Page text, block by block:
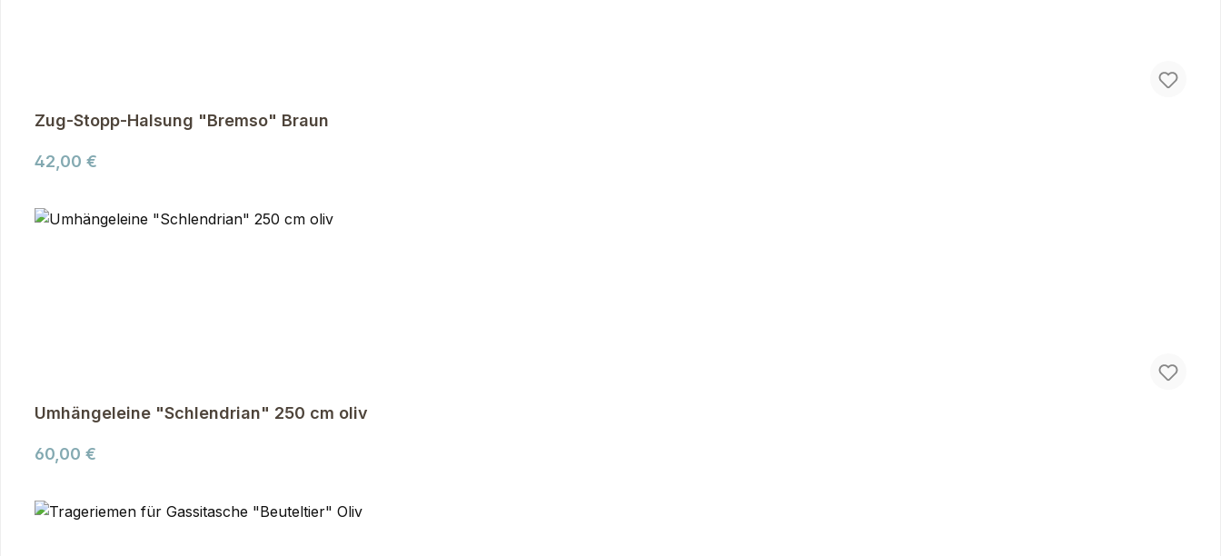
Zug-Stopp-Halsung "Bremso" Braun
Regulärer Preis:
42,00 €
Umhängeleine "Schlendrian" 250 cm oliv
Regulärer Preis:
60,00 €